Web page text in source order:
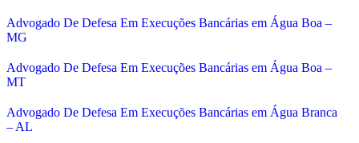
Advogado De Defesa Em Execuções Bancárias em Água Boa –
MG
Advogado De Defesa Em Execuções Bancárias em Água Boa –
MT
Advogado De Defesa Em Execuções Bancárias em Água Branca
– AL